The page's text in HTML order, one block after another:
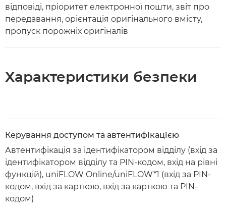
відповіді, пріоритет електронної пошти, звіт про
передавання, орієнтація оригінального вмісту,
пропуск порожніх оригіналів
Характеристики безпеки
Керування доступом та автентифікацією
Автентифікація за ідентифікатором відділу (вхід за
ідентифікатором відділу та PIN-кодом, вхід на рівні
функцій), uniFLOW Online/uniFLOW*1 (вхід за PIN-
кодом, вхід за карткою, вхід за карткою та PIN-
кодом)